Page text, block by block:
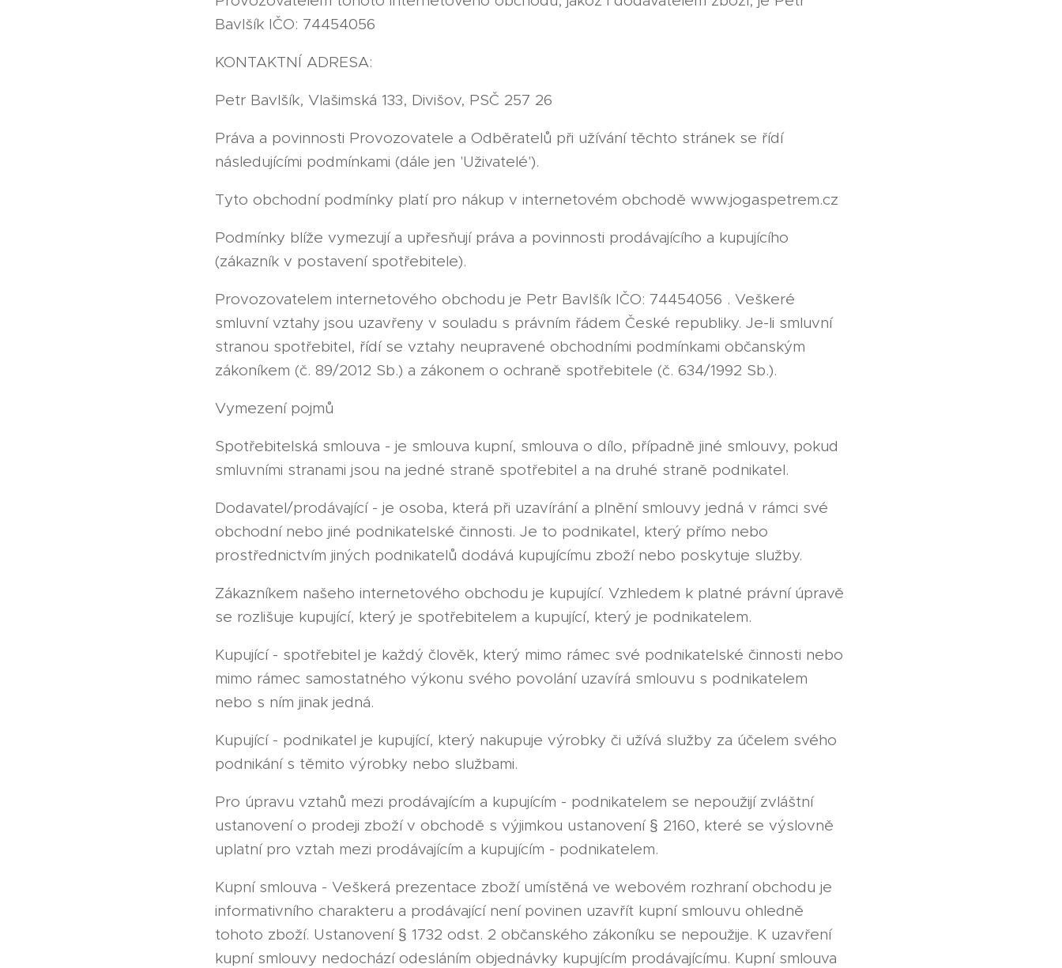
Bavlšík IČO: 74454056
KONTAKTNÍ ADRESA:
Petr Bavlšík, Vlašimská 133, Divišov, PSČ 257 26
Práva a povinnosti Provozovatele a Odběratelů při užívání těchto stránek se řídí
následujícími podmínkami (dále jen 'Uživatelé').
Tyto obchodní podmínky platí pro nákup v internetovém obchodě www.jogaspetrem.cz
Podmínky blíže vymezují a upřesňují práva a povinnosti prodávajícího a kupujícího
(zákazník v postavení spotřebitele).
Provozovatelem internetového obchodu je Petr Bavlšík IČO: 74454056 . Veškeré
smluvní vztahy jsou uzavřeny v souladu s právním řádem České republiky. Je-li smluvní
stranou spotřebitel, řídí se vztahy neupravené obchodními podmínkami občanským
zákoníkem (č. 89/2012 Sb.) a zákonem o ochraně spotřebitele (č. 634/1992 Sb.).
Vymezení pojmů
Spotřebitelská smlouva - je smlouva kupní, smlouva o dílo, případně jiné smlouvy, pokud
smluvními stranami jsou na jedné straně spotřebitel a na druhé straně podnikatel.
Dodavatel/prodávající - je osoba, která při uzavírání a plnění smlouvy jedná v rámci své
obchodní nebo jiné podnikatelské činnosti. Je to podnikatel, který přímo nebo
prostřednictvím jiných podnikatelů dodává kupujícímu zboží nebo poskytuje služby.
Zákazníkem našeho internetového obchodu je kupující. Vzhledem k platné právní úpravě
se rozlišuje kupující, který je spotřebitelem a kupující, který je podnikatelem.
Kupující - spotřebitel je každý člověk, který mimo rámec své podnikatelské činnosti nebo
mimo rámec samostatného výkonu svého povolání uzavírá smlouvu s podnikatelem
nebo s ním jinak jedná.
Kupující - podnikatel je kupující, který nakupuje výrobky či užívá služby za účelem svého
podnikání s těmito výrobky nebo službami.
Pro úpravu vztahů mezi prodávajícím a kupujícím - podnikatelem se nepoužijí zvláštní
ustanovení o prodeji zboží v obchodě s výjimkou ustanovení § 2160, které se výslovně
uplatní pro vztah mezi prodávajícím a kupujícím - podnikatelem.
Kupní smlouva - Veškerá prezentace zboží umístěná ve webovém rozhraní obchodu je
informativního charakteru a prodávající není povinen uzavřít kupní smlouvu ohledně
tohoto zboží. Ustanovení § 1732 odst. 2 občanského zákoníku se nepoužije. K uzavření
kupní smlouvy nedochází odesláním objednávky kupujícím prodávajícímu. Kupní smlouva